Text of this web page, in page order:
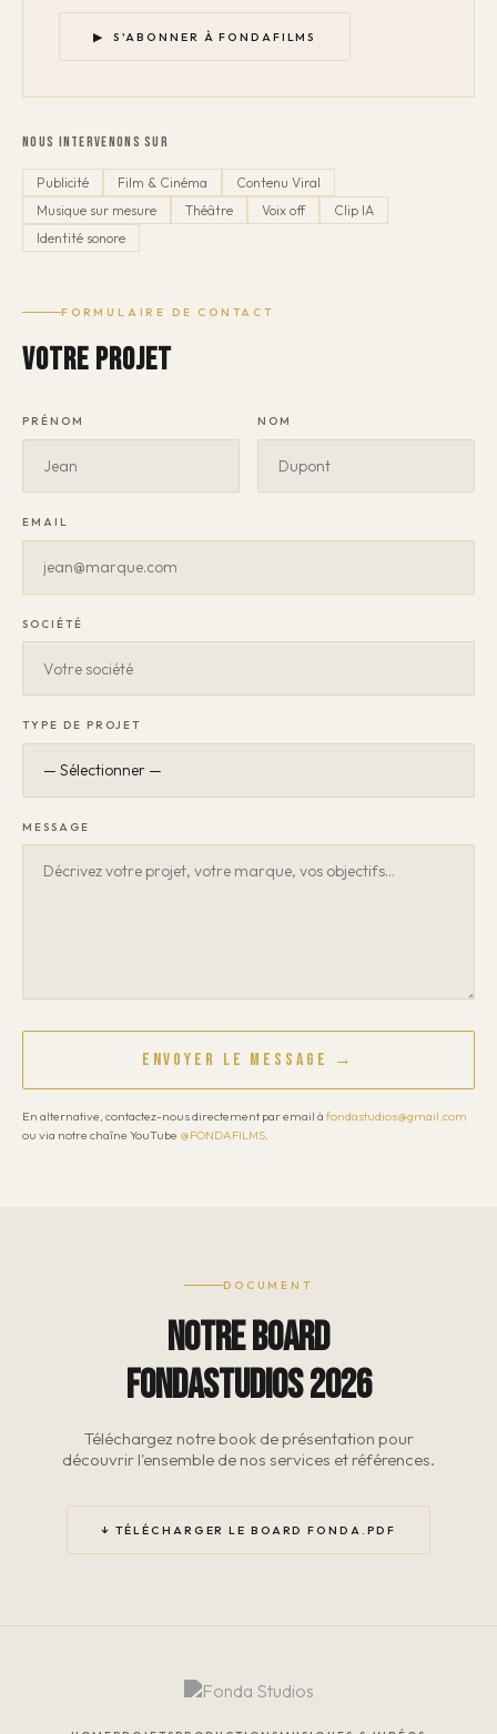
▶ S'ABONNER À FONDAFILMS
NOUS INTERVENONS SUR
Publicité Film & Cinéma
Contenu Viral
Musique sur mesure
Théâtre Voix off
Clip IA
Identité sonore
FORMULAIRE DE CONTACT
VOTRE PROJET
PRÉNOM NOM
EMAIL
SOCIÉTÉ
TYPE DE PROJET
MESSAGE
Envoyer le message →
En alternative, contactez-nous directement par email àfondastudios@gmail.com
ou via notre chaîne YouTube @FONDAFILMS.
DOCUMENT
NOTRE BOARD
FONDASTUDIOS 2026
Téléchargez notre book de présentation pour
découvrir l'ensemble de nos services et références.
↓ TÉLÉCHARGER LE BOARD FONDA.PDF